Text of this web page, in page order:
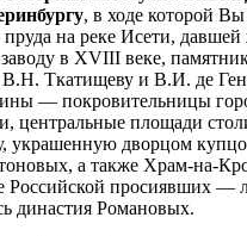
, в ходе которой
пруда на реке Исети,
в XVIII веке,
В.Н. Ткатищеву и В.И. де
— покровительницы
центральные площади
украшенную дворцом
а также Храм-на-
Российской просиявших —
династия Романовых.